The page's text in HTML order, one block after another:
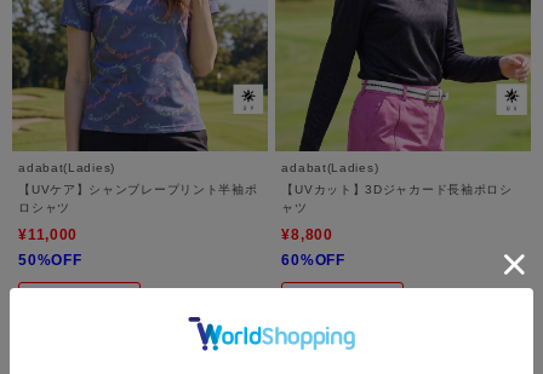
adabat(Ladies)
【UVケア】シャンブレープリント半袖ポ
ロシャツ
¥11,000
50%OFF
adabat(Ladies)
【UVカット】3Dジャカード長袖ポロシ
ャツ
¥8,800
60%OFF